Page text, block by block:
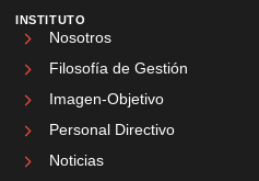
INSTITUTO
Nosotros
Filosofía de Gestión
Imagen-Objetivo
Personal Directivo
Noticias